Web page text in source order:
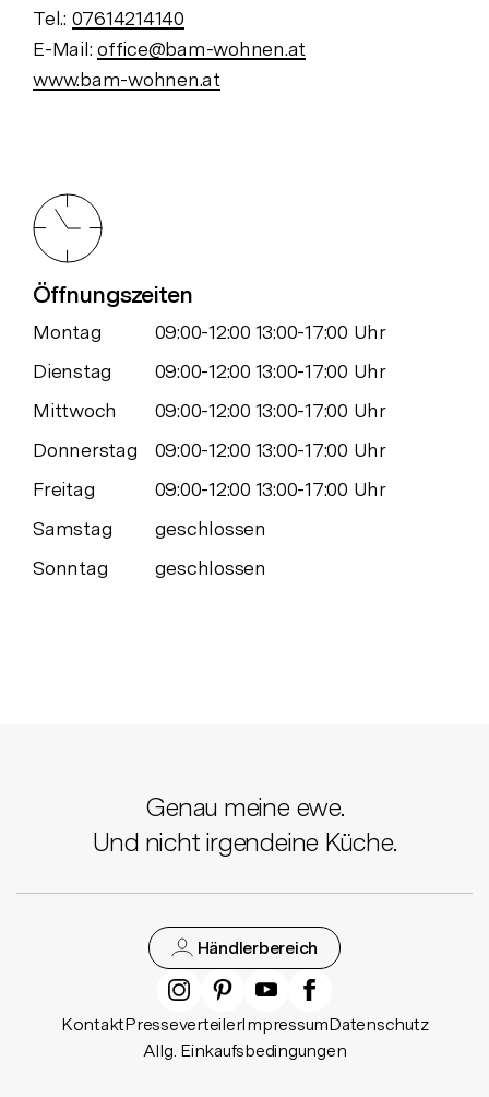
Tel.: 07614214140
E-Mail: office@bam-wohnen.at
www.bam-wohnen.at
Öffnungszeiten
Montag
09:00-12:00 13:00-17:00 Uhr
Dienstag
09:00-12:00 13:00-17:00 Uhr
Mittwoch
09:00-12:00 13:00-17:00 Uhr
Donnerstag
09:00-12:00 13:00-17:00 Uhr
Freitag
09:00-12:00 13:00-17:00 Uhr
Samstag
geschlossen
Sonntag
geschlossen
Genau meine ewe.
Und nicht irgendeine Küche.
Händlerbereich
KontaktPresseverteilerImpressumDatenschutz
Allg. Einkaufsbedingungen